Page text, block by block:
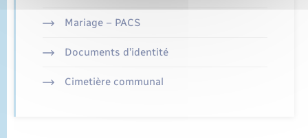
Mariage – PACS
Documents d’identité
Cimetière communal